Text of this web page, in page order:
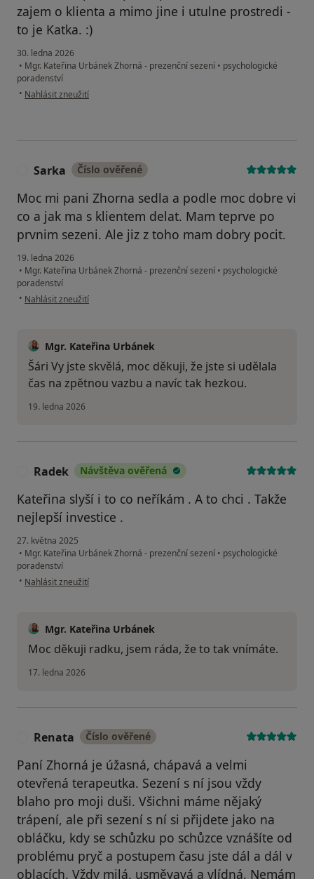
zajem o klienta a mimo jine i utulne prostredi -
to je Katka. :)
30. ledna 2026
• Mgr. Kateřina Urbánek Zhorná - prezenční sezení • psychologické
poradenství
• podle názoru uživatele Klara
Nahlásit zneužití
Sarka Číslo ověřené
Moc mi pani Zhorna sedla a podle moc dobre vi
co a jak ma s klientem delat. Mam teprve po
prvnim sezeni. Ale jiz z toho mam dobry pocit.
19. ledna 2026
• Mgr. Kateřina Urbánek Zhorná - prezenční sezení • psychologické
poradenství
• podle názoru uživatele Sarka
Nahlásit zneužití
Mgr. Kateřina Urbánek
Šári Vy jste skvělá, moc děkuji, že jste si udělala
čas na zpětnou vazbu a navíc tak hezkou.
19. ledna 2026
Radek Návštěva ověřená
Kateřina slyší i to co neříkám . A to chci . Takže
nejlepší investice .
27. května 2025
• Mgr. Kateřina Urbánek Zhorná - prezenční sezení • psychologické
poradenství
• podle názoru uživatele Radek
Nahlásit zneužití
Mgr. Kateřina Urbánek
Moc děkuji radku, jsem ráda, že to tak vnímáte.
17. ledna 2026
Renata Číslo ověřené
Paní Zhorná je úžasná, chápavá a velmi
otevřená terapeutka. Sezení s ní jsou vždy
blaho pro moji duši. Všichni máme nějaký
trápení, ale při sezení s ní si přijdete jako na
obláčku, kdy se schůzku po schůzce vznášíte od
problému pryč a postupem času jste dál a dál v
oblacích. Vždy milá, usměvavá a vlídná. Nemám